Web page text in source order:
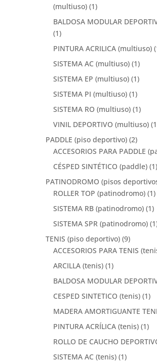
(multiuso) (1)
BALDOSA MODULAR
(1)
PINTURA ACRILICA (multiuso)
SISTEMA AC (multiuso) (1)
SISTEMA EP (multiuso) (1)
SISTEMA PI (multiuso) (1)
SISTEMA RO (multiuso) (1)
VINIL DEPORTIVO (multiuso)
PADDLE (piso deportivo) (2)
ACCESORIOS PARA PADDLE
CÉSPED SINTÉTICO (paddle) (1)
PATINODROMO (pisos
ROLLER TOP (patinodromo) (1)
SISTEMA RB (patinodromo) (1)
SISTEMA SPR (patinodromo)
TENIS (piso deportivo) (9)
ACCESORIOS PARA TENIS
ARCILLA (tenis) (1)
BALDOSA MODULAR
CESPED SINTETICO (tenis) (1)
MADERA AMORTIGUANTE
PINTURA ACRÍLICA (tenis) (1)
ROLLO DE CAUCHO
SISTEMA AC (tenis) (1)